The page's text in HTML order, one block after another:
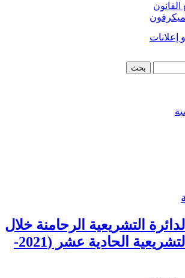
التشريعية الرحامنة خلال
نصف الولاية التشريعية الحادية عشر (2021-